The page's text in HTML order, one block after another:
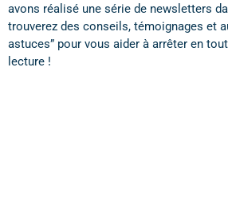
avons réalisé une série de newsletters
trouverez des conseils, témoignages et
astuces” pour vous aider à arrêter en
lecture !